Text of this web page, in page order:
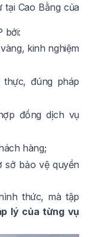
Cao Bằng của
bởi:
kinh nghiệm
đúng pháp
đồng dịch vụ
hàng;
sở bảo vệ quyền
thức, mà tập
lý của từng vụ